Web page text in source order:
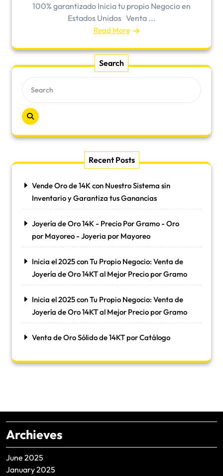
100% garantizado Inicia tu propio Negocio en
Estados Unidos Venta ...
Read More
Search
Recent Posts
Vende Oro de 14K con Nuestro Sistema sin
Inventario y Garantiza tus Ganancias
Joyería de Oro 14K - Precio Por Gramo - Oro
por Mayoreo - Joyeria por Mayoreo
Inicia el 2025 con Tu Propio Negocio: Venta de
Joyería de Oro 14KT al Mejor Precio por Gramo
Inicia el 2025 con Tu Propio Negocio: Venta de
Joyería de Oro 14KT al Mejor Precio por Gramo
Venta de Oro Sólido de 14KT por Catálogo
Archieves
June 2025
January 2025